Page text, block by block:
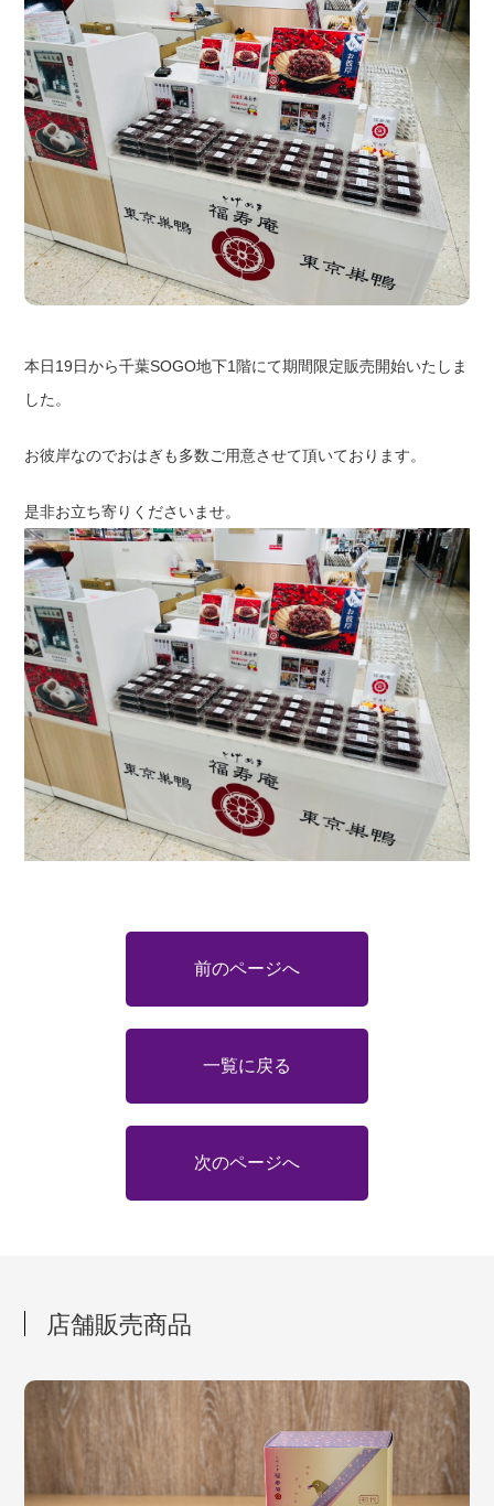
本日19日から千葉SOGO地下1階にて期間限定販売開始いたしま
した。
お彼岸なのでおはぎも多数ご用意させて頂いております。
是非お立ち寄りくださいませ。
前のページへ
一覧に戻る
次のページへ
店舗販売商品